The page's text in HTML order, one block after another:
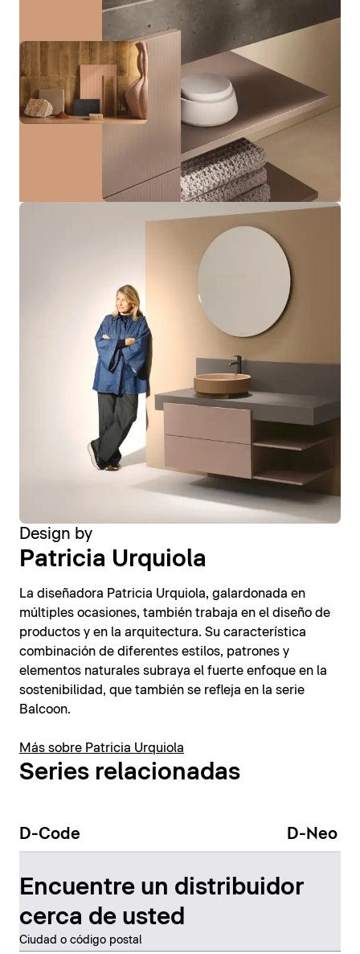
Design by
Patricia Urquiola
La diseñadora Patricia Urquiola, galardonada en
múltiples ocasiones, también trabaja en el diseño de
productos y en la arquitectura. Su característica
combinación de diferentes estilos, patrones y
elementos naturales subraya el fuerte enfoque en la
sostenibilidad, que también se refleja en la serie
Balcoon.
Más sobre Patricia Urquiola
Series relacionadas
D-Code D-Neo
Encuentre un distribuidor
cerca de usted
Ciudad o código postal